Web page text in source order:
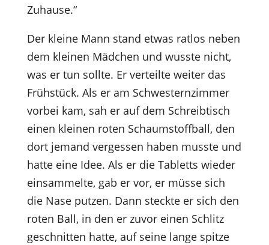
Zuhause.“
Der kleine Mann stand etwas ratlos neben
dem kleinen Mädchen und wusste nicht,
was er tun sollte. Er verteilte weiter das
Frühstück. Als er am Schwesternzimmer
vorbei kam, sah er auf dem Schreibtisch
einen kleinen roten Schaumstoffball, den
dort jemand vergessen haben musste und
hatte eine Idee. Als er die Tabletts wieder
einsammelte, gab er vor, er müsse sich
die Nase putzen. Dann steckte er sich den
roten Ball, in den er zuvor einen Schlitz
geschnitten hatte, auf seine lange spitze